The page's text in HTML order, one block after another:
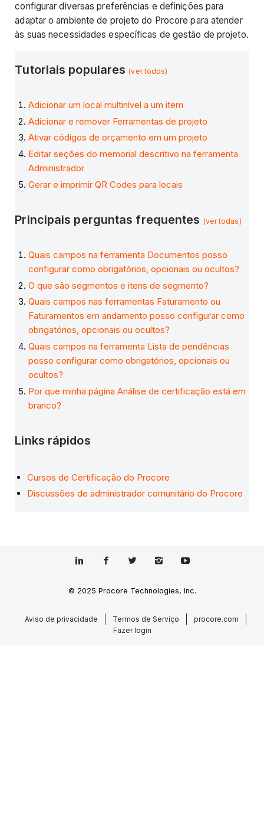
configurar diversas preferências e definições para
adaptar o ambiente de projeto do Procore para atender
às suas necessidades específicas de gestão de projeto.
Tutoriais populares(ver todos)
Adicionar um local multinível a um item
Adicionar e remover Ferramentas de projeto
Ativar códigos de orçamento em um projeto
Editar seções do memorial descritivo na ferramenta
Administrador
Gerar e imprimir QR Codes para locais
Principais perguntas frequentes (ver todas)
Quais campos na ferramenta Documentos posso
configurar como obrigatórios, opcionais ou ocultos?
O que são segmentos e itens de segmento?
Quais campos nas ferramentas Faturamento ou
Faturamentos em andamento posso configurar como
obrigatórios, opcionais ou ocultos?
Quais campos na ferramenta Lista de pendências
posso configurar como obrigatórios, opcionais ou
ocultos?
Por que minha página Análise de certificação está em
branco?
Links rápidos
Cursos de Certificação do Procore
Discussões de administrador comunitário do Procore
© 2025 Procore Technologies, Inc.
Aviso de privacidade Termos de Serviço
procore.com
Fazer login